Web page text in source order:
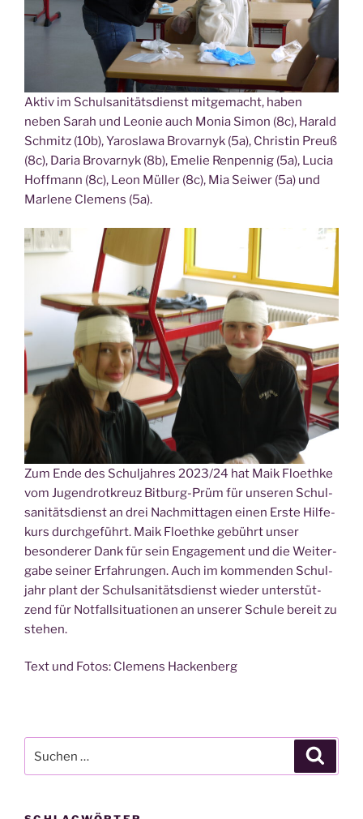
Aktiv im Schul­sa­ni­täts­dienst mit­ge­macht, haben
neben Sarah und Leo­nie auch Monia Simon (8c), Harald
Schmitz (10b), Yaros­la­wa Bro­var­nyk (5a), Chris­tin Preuß
(8c), Daria Bro­var­nyk (8b), Eme­lie Ren­pen­nig (5a), Lucia
Hoff­mann (8c), Leon Mül­ler (8c), Mia Sei­wer (5a) und
Mar­le­ne Cle­mens (5a).
Zum Ende des Schul­jah­res 2023/24 hat Maik Floeth­ke
vom Jugend­rot­kreuz Bit­burg-Prüm für unse­ren Schul­
sa­ni­täts­dienst an drei Nach­mit­ta­gen einen Ers­te Hil­fe­
kurs durch­ge­führt. Maik Floeth­ke gebührt unser
beson­de­rer Dank für sein Enga­ge­ment und die Wei­ter­
ga­be sei­ner Erfah­run­gen. Auch im kom­men­den Schul­
jahr plant der Schul­sa­ni­täts­dienst wie­der unter­stüt­
zend für Not­fall­si­tua­tio­nen an unse­rer Schu­le bereit zu
stehen.
Text und Fotos: Cle­mens Hackenberg
nach: